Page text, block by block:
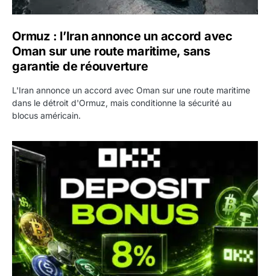
Ormuz : l’Iran annonce un accord avec
Oman sur une route maritime, sans
garantie de réouverture
L'Iran annonce un accord avec Oman sur une route maritime
dans le détroit d'Ormuz, mais conditionne la sécurité au
blocus américain.
OKX relance une campagne Deposit Bonus : jusqu’à 5